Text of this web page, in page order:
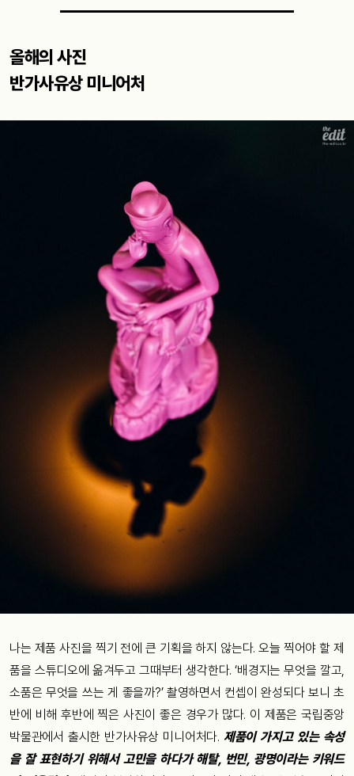
올해의 사진
반가사유상 미니어처
나는 제품 사진을 찍기 전에 큰 기획을 하지 않는다. 오늘 찍어야 할 제
품을 스튜디오에 옮겨두고 그때부터 생각한다. ‘배경지는 무엇을 깔고,
소품은 무엇을 쓰는 게 좋을까?’ 촬영하면서 컨셉이 완성되다 보니 초
반에 비해 후반에 찍은 사진이 좋은 경우가 많다. 이 제품은 국립중앙
박물관에서 출시한 반가사유상 미니어처다. 제품이 가지고 있는 속성
을 잘 표현하기 위해서 고민을 하다가 해탈, 번민, 광명이라는 키워드